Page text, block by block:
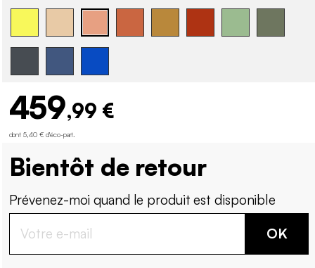
459,99 €
dont 5,40 € d'éco-part
Bientôt de retour
Prévenez-moi quand le produit est disponible
OK